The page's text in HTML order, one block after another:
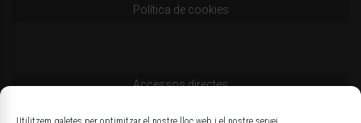
Política de cookies
Accessos directes
Codi deontològic